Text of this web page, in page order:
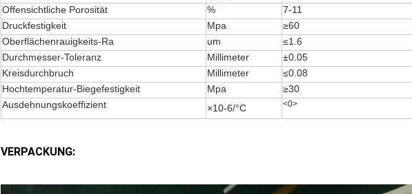
Offensichtliche Porosität
%
7-11
Druckfestigkeit
Mpa
≥60
Oberflächenrauigkeits-Ra
um
≤1.6
Durchmesser-Toleranz
Millimeter
±0.05
Kreisdurchbruch
Millimeter
≤0.08
Hochtemperatur-Biegefestigkeit
Mpa
≥30
Ausdehnungskoeffizient
×10-6/°C <0>
VERPACKUNG: